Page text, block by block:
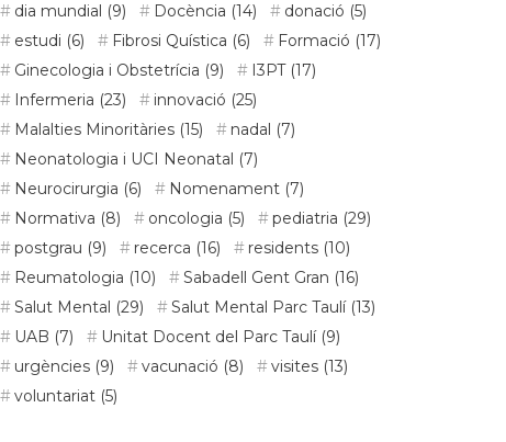
dia mundial (9) Docència (14) donació (5)
estudi (6) Fibrosi Quística (6) Formació (17)
Ginecologia i Obstetrícia (9) I3PT(17)
Infermeria (23) innovació (25)
Malalties Minoritàries(15) nadal (7)
Neonatologia i UCI Neonatal (7)
Neurocirurgia (6) Nomenament(7)
Normativa (8) oncologia (5) pediatria (29)
postgrau (9) recerca (16) residents(10)
Reumatologia (10) Sabadell Gent Gran (16)
Salut Mental (29) Salut Mental Parc Taulí(13)
UAB (7) Unitat Docent del Parc Taulí(9)
urgències(9) vacunació (8) visites(13)
voluntariat(5)